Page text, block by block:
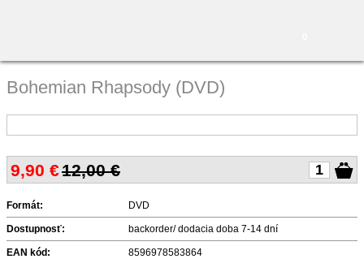
Bohemian Rhapsody (DVD)
9,90 €12,00 €
Formát: DVD
Dostupnosť: backorder/ dodacia doba 7-14 dní
EAN kód: 8596978583864